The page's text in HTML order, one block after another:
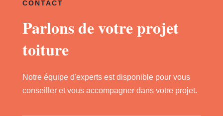
CONTACT
Parlons de votre projet
toiture
Notre équipe d'experts est disponible pour vous
conseiller et vous accompagner dans votre projet.